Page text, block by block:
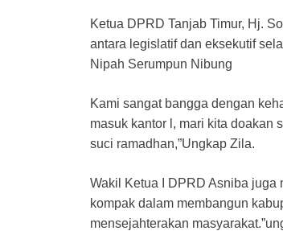
Ketua DPRD Tanjab Timur, Hj.
antara legislatif dan eksekutif
Nipah Serumpun Nibung
Kami sangat bangga dengan
masuk kantor l, mari kita doakan
suci ramadhan,”Ungkap Zila.
Wakil Ketua I DPRD Asniba
kompak dalam membangun
mensejahterakan